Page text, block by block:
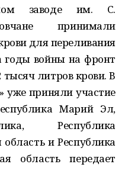
заводе им. С.
принимали
для переливания
годы войны на фронт
литров крови. В
приняли участие
Марий Эл,
Республика
и Республика
область передает